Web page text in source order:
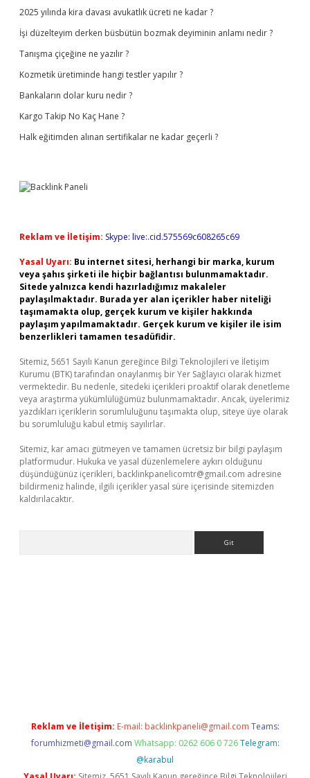
2025 yılında kira davası avukatlık ücreti ne kadar ?
İşi düzelteyim derken büsbütün bozmak deyiminin anlamı nedir ?
Tanışma çiçeğine ne yazılır ?
Kozmetik üretiminde hangi testler yapılır ?
Bankaların dolar kuru nedir ?
Kargo Takip No Kaç Hane ?
Halk eğitimden alınan sertifikalar ne kadar geçerli ?
Reklam ve İletişim: Skype: live:.cid.575569c608265c69
Yasal Uyarı: Bu internet sitesi, herhangi bir marka, kurum
veya şahıs şirketi ile hiçbir bağlantısı bulunmamaktadır.
Sitede yalnızca kendi hazırladığımız makaleler
paylaşılmaktadır. Burada yer alan içerikler haber niteliği
taşımamakta olup, gerçek kurum ve kişiler hakkında
paylaşım yapılmamaktadır. Gerçek kurum ve kişiler ile isim
benzerlikleri tamamen tesadüfidir.
Sitemiz, 5651 Sayılı Kanun gereğince Bilgi Teknolojileri ve İletişim
Kurumu (BTK) tarafından onaylanmış bir Yer Sağlayıcı olarak hizmet
vermektedir. Bu nedenle, sitedeki içerikleri proaktif olarak denetleme
veya araştırma yükümlülüğümüz bulunmamaktadır. Ancak, üyelerimiz
yazdıkları içeriklerin sorumluluğunu taşımakta olup, siteye üye olarak
bu sorumluluğu kabul etmiş sayılırlar.
Sitemiz, kar amacı gütmeyen ve tamamen ücretsiz bir bilgi paylaşım
platformudur. Hukuka ve yasal düzenlemelere aykırı olduğunu
düşündüğünüz içerikleri, backlinkpanelicomtr@gmail.com adresine
bildirmeniz halinde, ilgili içerikler yasal süre içerisinde sitemizden
kaldırılacaktır.
Reklam ve İletişim: E-mail: backlinkpaneli@gmail.com Teams:
forumhizmeti@gmail.com Whatsapp: 0262 606 0 726 Telegram:
@karabul